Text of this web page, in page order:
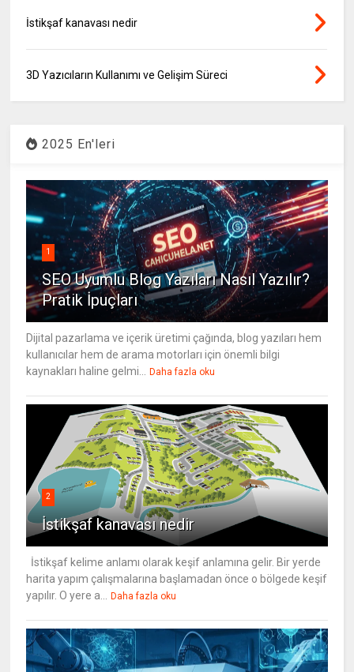
İstikşaf kanavası nedir
3D Yazıcıların Kullanımı ve Gelişim Süreci
2025 En'leri
1
SEO Uyumlu Blog Yazıları Nasıl Yazılır?
Pratik İpuçları
Dijital pazarlama ve içerik üretimi çağında, blog yazıları hem
kullanıcılar hem de arama motorları için önemli bilgi
kaynakları haline gelmi... Daha fazla oku
2
İstikşaf kanavası nedir
İstikşaf kelime anlamı olarak keşif anlamına gelir. Bir yerde
harita yapım çalışmalarına başlamadan önce o bölgede keşif
yapılır. O yere a... Daha fazla oku